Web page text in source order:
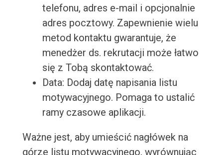
telefonu, adres e-mail i opcjonalnie
adres pocztowy. Zapewnienie wielu
metod kontaktu gwarantuje, że
menedżer ds. rekrutacji może łatwo
się z Tobą skontaktować.
Data: Dodaj datę napisania listu
motywacyjnego. Pomaga to ustalić
ramy czasowe aplikacji.
Ważne jest, aby umieścić nagłówek na
górze listu motywacyjnego, wyrównując